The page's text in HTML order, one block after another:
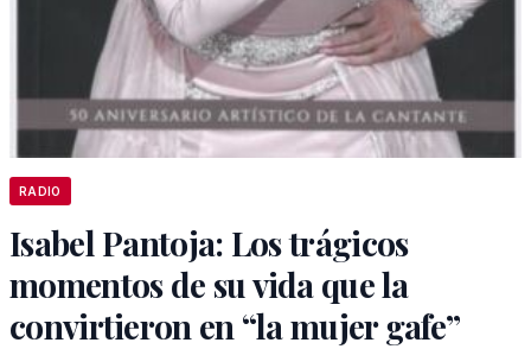
RADIO
Isabel Pantoja: Los trágicos
momentos de su vida que la
convirtieron en “la mujer gafe”